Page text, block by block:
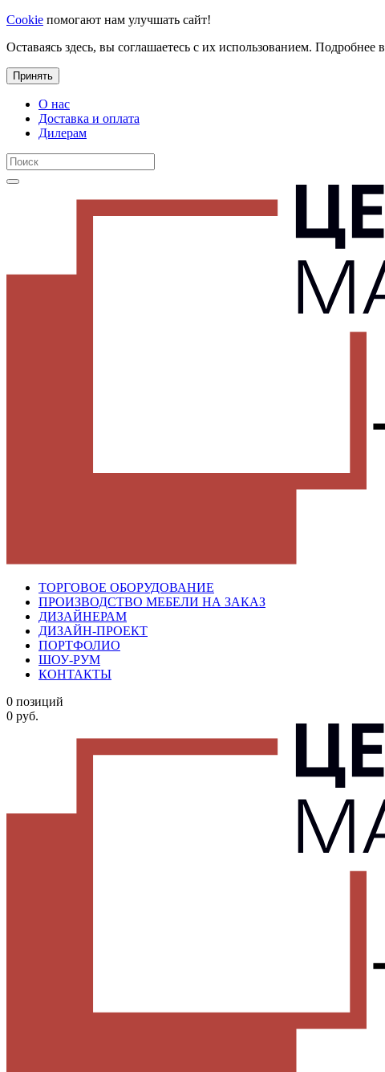
Cookie помогают нам улучшать сайт!
Оставаясь здесь, вы соглашаетесь с их использованием. Подробнее в
Принять
О нас
Доставка и оплата
Дилерам
ТОРГОВОЕ ОБОРУДОВАНИЕ
ПРОИЗВОДСТВО МЕБЕЛИ НА ЗАКАЗ
ДИЗАЙНЕРАМ
ДИЗАЙН-ПРОЕКТ
ПОРТФОЛИО
ШОУ-РУМ
КОНТАКТЫ
0 позиций
0 руб.